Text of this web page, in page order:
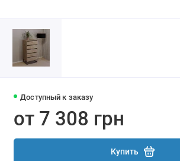
Доступный к заказу
от 7 308 грн
Купить